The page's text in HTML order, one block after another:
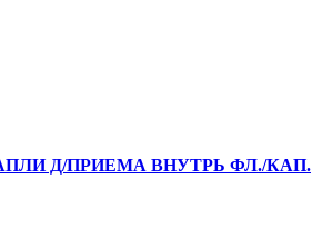
Д/ПРИЕМА ВНУТРЬ ФЛ./КАП.